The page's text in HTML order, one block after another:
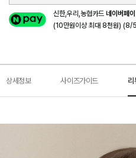
신한,우리,농협카드네이버페
(10만원이상 최대 8천원)
상세정보 사이즈가이드